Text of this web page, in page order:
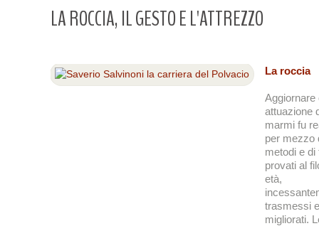
LA ROCCIA, IL GESTO E L'ATTREZZO
La roccia
Aggiornare
attuazione
marmi fu
per mezzo
metodi e di
provati al
età,
trasmessi e
migliorati.